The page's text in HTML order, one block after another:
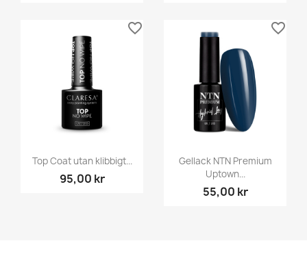
Top Coat utan klibbigt...
95,00 kr
favorite_border
Gellack NTN Premium
Uptown...
55,00 kr
favorite_border